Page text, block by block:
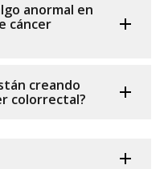
anormal en
cáncer
creando
colorrectal?